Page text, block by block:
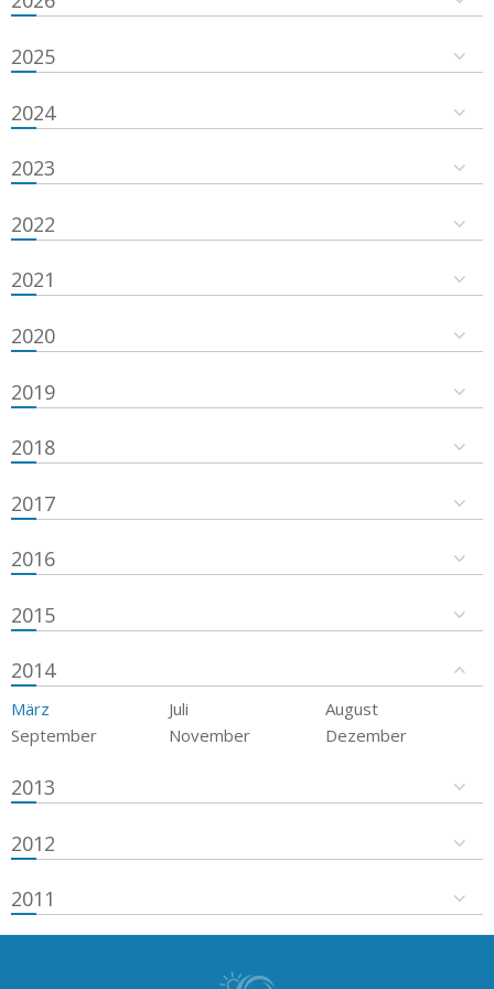
2025
2024
2023
2022
2021
2020
2019
2018
2017
2016
2015
2014
März Juli
August
September
November Dezember
2013
2012
2011